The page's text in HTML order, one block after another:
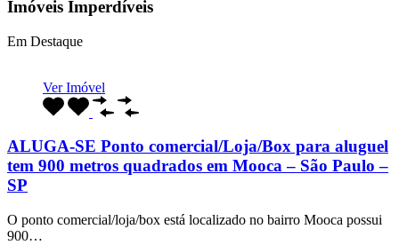
Imóveis Imperdíveis
Em Destaque
Ver Imóvel
ALUGA-SE Ponto comercial/Loja/Box para aluguel
tem 900 metros quadrados em Mooca – São Paulo –
SP
O ponto comercial/loja/box está localizado no bairro Mooca possui
900…